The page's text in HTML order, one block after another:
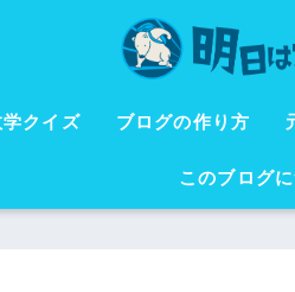
クイズ ブログの作り方
このブログ